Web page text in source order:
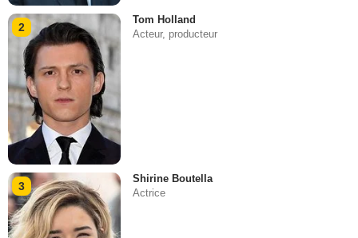
2
Tom Holland
Acteur, producteur
3
Shirine Boutella
Actrice